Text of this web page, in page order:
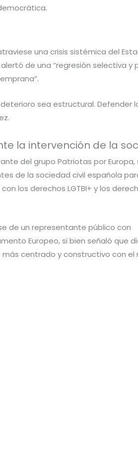
una crisis sistémica del
de una “regresión selectiva
sea estructural. Defender
la intervención de la
del grupo Patriotas por
de la sociedad civil española
los derechos LGTBI+ y los
de un representante público con
Europeo, si bien señaló que
centrado y constructivo con el